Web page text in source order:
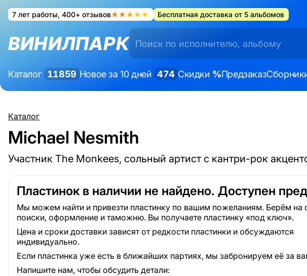
7 лет работы, 400+ отзывов★★★★★ Бесплатная доставка от 5 альбомов
ВИНИЛПАРК
Каталог 11859 Новое за 10 дней 474 Скидки %Предзаказ
Каталог
Michael Nesmith
Участник The Monkees, сольный артист с кантри-рок
Пластинок в наличии не найдено. Доступен
Мы можем найти и привезти пластинку по вашим пожеланиям. Берём на
поиски, оформление и таможню. Вы получаете пластинку «под ключ».
Цена и сроки доставки зависят от редкости пластинки и обсуждаются
индивидуально.
Если пластинка уже есть в ближайших партиях, мы забронируем её за
Напишите нам, чтобы обсудить детали: